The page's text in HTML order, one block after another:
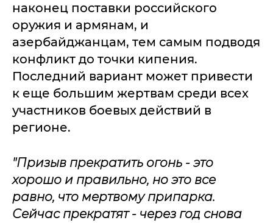
наконец поставки российского
оружия и армянам, и
азербайджанцам, тем самым подводя
конфликт до точки кипения.
Последний вариант может привести
к еще большим жертвам среди всех
участников боевых действий в
регионе.
"Призыв прекратить огонь - это
хорошо и правильно, но это все
равно, что мертвому припарка.
Сейчас прекратят - через год снова